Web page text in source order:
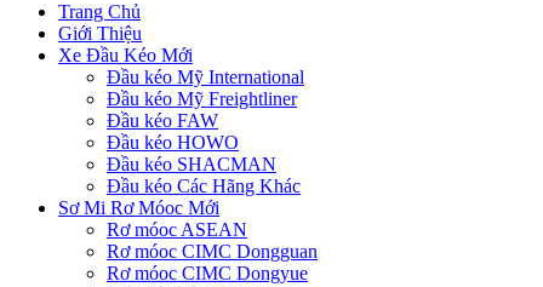
Trang Chủ
Giới Thiệu
Xe Đầu Kéo Mới
Đầu kéo Mỹ International
Đầu kéo Mỹ Freightliner
Đầu kéo FAW
Đầu kéo HOWO
Đầu kéo SHACMAN
Đầu kéo Các Hãng Khác
Sơ Mi Rơ Móoc Mới
Rơ móoc ASEAN
Rơ móoc CIMC Dongguan
Rơ móoc CIMC Dongyue